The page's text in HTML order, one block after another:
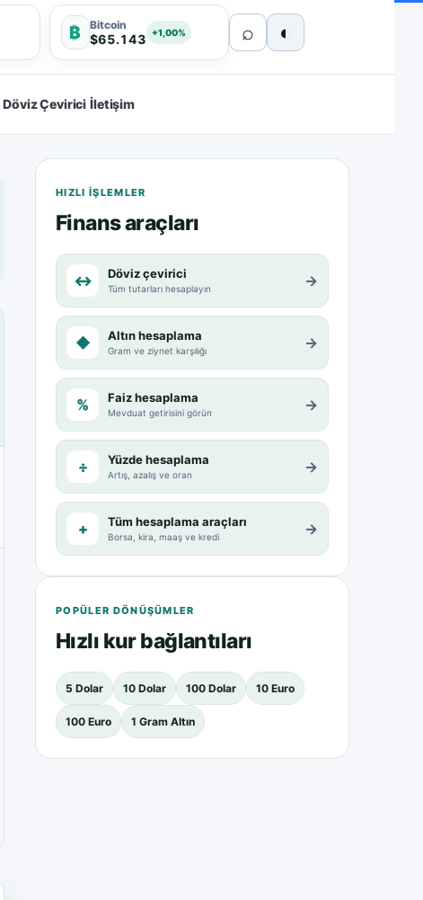
₿ Bitcoin
$65.143 +1,00% ⌕ ◐
Döviz Çevirici İletişim
HIZLI IŞLEMLER
Finans araçları
↔ Döviz çevirici
Tüm tutarları hesaplayın →
◆ Altın hesaplama
Gram ve ziynet karşılığı →
% Faiz hesaplama
Mevduat getirisini görün →
÷ Yüzde hesaplama
Artış, azalış ve oran →
+ Tüm hesaplama araçları
Borsa, kira, maaş ve kredi →
POPÜLER DÖNÜŞÜMLER
Hızlı kur bağlantıları
5 Dolar 10 Dolar 100 Dolar 10 Euro
100 Euro 1 Gram Altın